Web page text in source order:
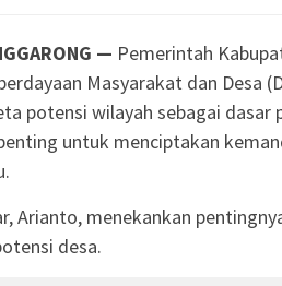
— Pemerintah
Masyarakat dan Desa
potensi wilayah sebagai dasar
untuk menciptakan
Arianto, menekankan
desa.